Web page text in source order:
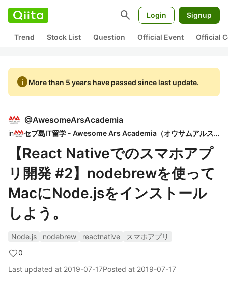
search Login Signup
Trend Stock List Question Official Event Official
infoMore than 5 years have passed since last update.
@AwesomeArsAcademia
in セブ島IT留学 - Awesome Ars Academia（オウサムアルスアカデミア）
【React Nativeでのスマホアプ
リ開発 #2】nodebrewを使って
MacにNode.jsをインストール
しよう。
Node.js nodebrew reactnative
スマホアプリ
0
Last updated at 2019-07-17Posted at 2019-07-17